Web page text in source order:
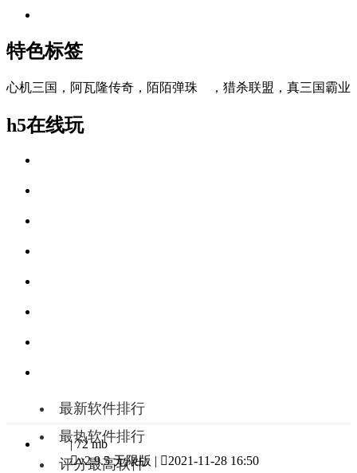
特色标签
心机三国，阿瓦隆传奇，陌陌弹珠 ，猎杀联盟，真三国霸业
h5在线玩
最新软件排行
最热软件排行
评分最高软件
| 72 mb
v2.9.5 无限版 | 2021-11-28 16:50